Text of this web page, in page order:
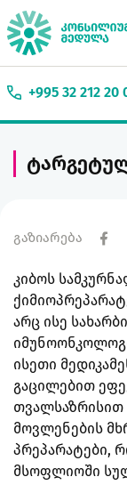
+995 32 212 20
გაზიარება
კიბოს
არც ისე
ისეთი
გაცილებით
თვალსაზრისით
მოვლენების
პრეპარატები,
მსოფლიოში